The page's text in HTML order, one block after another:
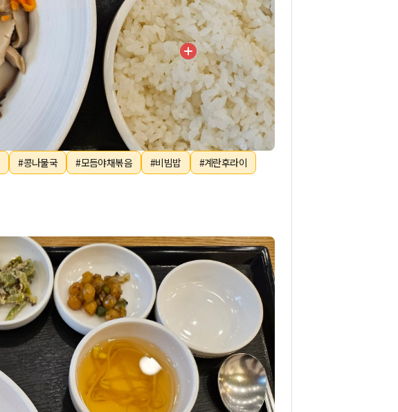
#콩나물국 #모듬야채볶음 #비빔밥
#계란후라이